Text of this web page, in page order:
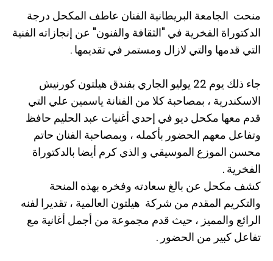
منحت الجامعة البريطانية الفنان عاطف المكحل درجة
الدكتوراة الفخرية في "الثقافة والفنون" عن إنجازاته الفنية
التي قدمها والتي لازال ومستمر في تقديمها .
جاء ذلك يوم 22 يوليو الجاري بفندق هيلتون كورنيش
الاسكندرية ، بمصاحبة كلا من الفنانة ياسمين علي التي
قدم معها مكحل ديو في إحدي أغنيات عبد الحليم حافظ
وتفاعل معهم الحضور بأكمله ، وبمصاحبة الفنان حاتم
محسن الموزع الموسيقي و الذي كرم أيضا بالدكتوراة
الفخرية .
كشف مكحل عن بالغ سعادته وفخره بهذه المنحة
والتكريم المقدم من شركة هيلتون العالمية ، تقديرا لفنه
الرائع والمميز ، حيث قدم مجموعة من أجمل أغانية مع
تفاعل كبير من الحضور .